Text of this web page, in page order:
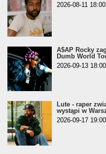
2026-08-11 18:00
A$AP Rocky
Dumb World
2026-09-13 18:00
Lute - raper
wystąpi w
2026-09-17 19:00